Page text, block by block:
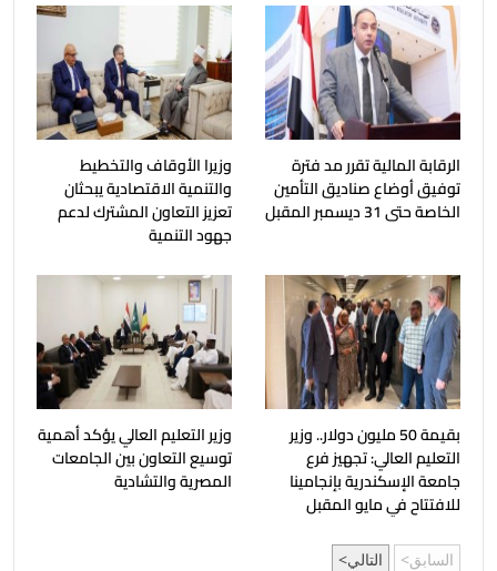
الرقابة المالية تقرر مد فترة
توفيق أوضاع صناديق التأمين
الخاصة حتى 31 ديسمبر المقبل
وزيرا الأوقاف والتخطيط
والتنمية الاقتصادية يبحثان
تعزيز التعاون المشترك لدعم
جهود التنمية
بقيمة 50 مليون دولار.. وزير
التعليم العالي: تجهيز فرع
جامعة الإسكندرية بإنجامينا
للافتتاح في مايو المقبل
وزير التعليم العالي يؤكد أهمية
توسيع التعاون بين الجامعات
المصرية والتشادية
السابق التالي